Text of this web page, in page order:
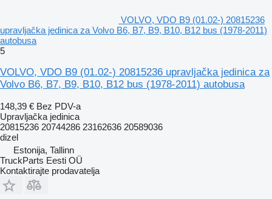
VOLVO, VDO B9 (01.02-) 20815236
upravljačka jedinica za Volvo B6, B7, B9, B10, B12 bus (1978-2011)
autobusa
5
VOLVO, VDO B9 (01.02-) 20815236 upravljačka jedinica za
Volvo B6, B7, B9, B10, B12 bus (1978-2011) autobusa
148,39 € Bez PDV-a
Upravljačka jedinica
20815236 20744286 23162636 20589036
dizel
Estonija, Tallinn
TruckParts Eesti OÜ
Kontaktirajte prodavatelja